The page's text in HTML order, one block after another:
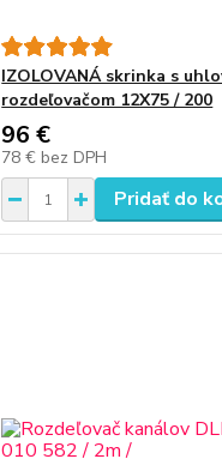
IZOLOVANÁ skrinka s
rozdeľovačom 12X75 / 200
96 €
78 € bez DPH
Pridať do